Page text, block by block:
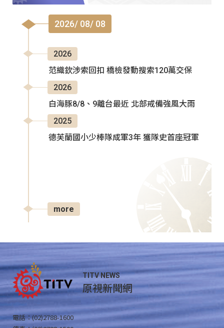
2026/ 08/ 08
2026
范織欽涉索回扣 橋檢發動搜索120萬交保
2026
白海豚8/8、9離台最近 北部戒備強風大雨
2025
德芙蘭國小少棒隊成軍3年 獲隊史首座冠軍
more
TITV NEWS
原視新聞網
電話：(02)2788-1600